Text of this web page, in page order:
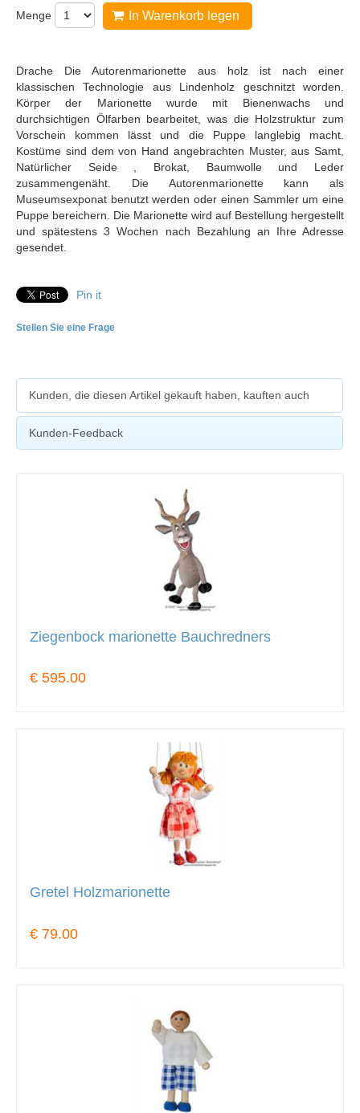
Menge In Warenkorb legen
Drache Die Autorenmarionette aus holz ist nach einer
klassischen Technologie aus Lindenholz geschnitzt worden.
Körper der Marionette wurde mit Bienenwachs und
durchsichtigen Ölfarben bearbeitet, was die Holzstruktur zum
Vorschein kommen lässt und die Puppe langlebig macht.
Kostüme sind dem von Hand angebrachten Muster, aus Samt,
Natürlicher Seide , Brokat, Baumwolle und Leder
zusammengenäht. Die Autorenmarionette kann als
Museumsexponat benutzt werden oder einen Sammler um eine
Puppe bereichern. Die Marionette wird auf Bestellung hergestellt
und spätestens 3 Wochen nach Bezahlung an Ihre Adresse
gesendet.
Pin it
Stellen Sie eine Frage
Kunden, die diesen Artikel gekauft haben, kauften auch
Kunden-Feedback
Ziegenbock marionette Bauchredners
€ 595.00
Gretel Holzmarionette
€ 79.00